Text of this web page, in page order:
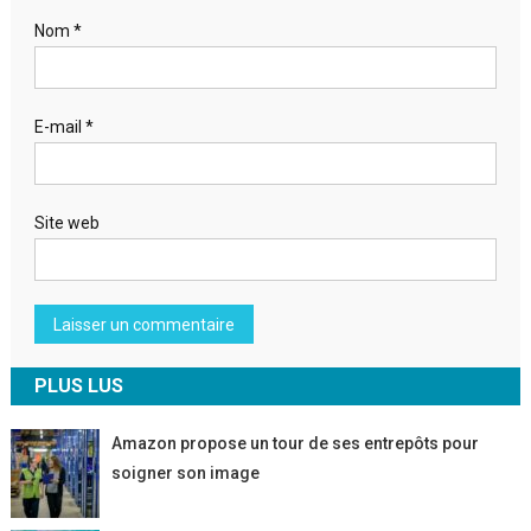
Nom *
E-mail *
Site web
PLUS LUS
Amazon propose un tour de ses entrepôts pour
soigner son image